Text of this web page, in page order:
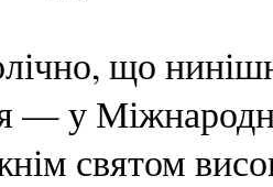
що
— у
святом